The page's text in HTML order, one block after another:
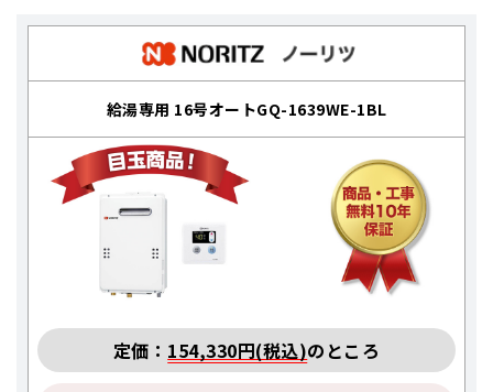
給湯専用 16号オートGQ-1639WE-1BL
定価： 154,330円(税込)のところ